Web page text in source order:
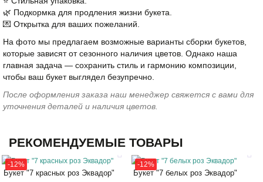
🌿 Подкормка для продления жизни букета.
💌 Открытка для ваших пожеланий.
На фото мы предлагаем возможные варианты сборки букетов,
которые зависят от сезонного наличия цветов. Однако наша
главная задача — сохранить стиль и гармонию композиции,
чтобы ваш букет выглядел безупречно.
После оформления заказа наш менеджер свяжется с вами для
уточнения деталей и наличия цветов.
РЕКОМЕНДУЕМЫЕ ТОВАРЫ
-12%
Букет "7 красных роз Эквадор"
-12%
Букет "7 белых роз Эквадор"